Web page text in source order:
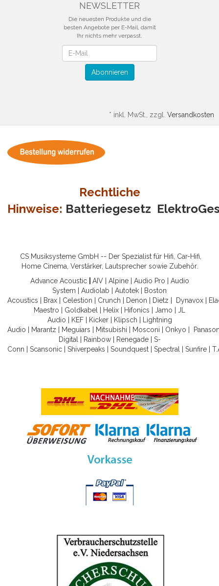
NEWSLETTER
Die neuesten Produkte und die
besten Angebote per E-Mail, damit
Ihr nichts mehr verpasst.
Abonnieren
* inkl. MwSt., zzgl. Versandkosten
Rechtliche
Hinweise: Batteriegesetz
CS Musiksysteme GmbH -- Der Spezialist für Hifi, Car-Hifi,
Home Cinema, Verstärker, Lautsprecher sowie Zubehör.
Advance Acoustic
AIV| Alpine| Audio Pro
Audio
System
Audiolab Autotek
Boston
Acoustics
Brax Celestion Crunch Denon Dietz Dynavox
Maestro
Goldkabel Helix Hifonics Jamo
JL
Audio
KEF| Kicker| Klipsch
Lightning
Audio
Marantz Meguiars Mitsubishi Mosconi Onkyo
Digital
Rainbow| Renegade| S-
Conn
Scansonic Shiverpeaks Soundquest Spectral Sunfire